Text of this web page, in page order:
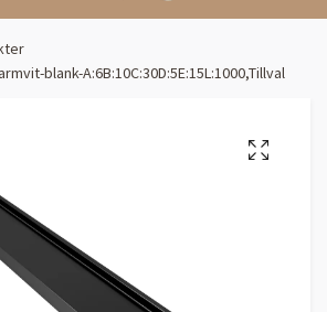
blank-A:6B:10C:30D:5E:15L:1000,Tillval